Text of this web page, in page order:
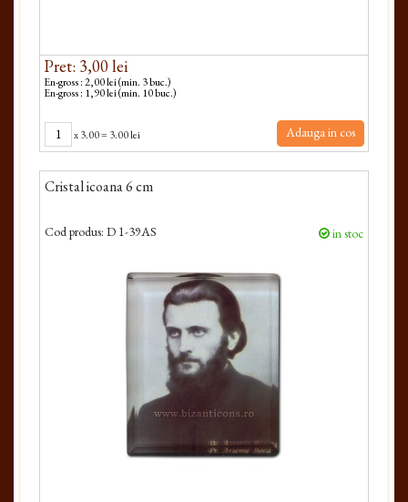
Pret: 3,00 lei
En-gross : 2,00 lei (min. 3 buc.)
En-gross : 1,90 lei (min. 10 buc.)
x3.00= 3.00 lei Adauga in cos
Cristal icoana 6 cm
Cod produs: D 1-39AS in stoc